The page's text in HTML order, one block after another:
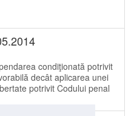
condiţionată potrivit
decât aplicarea unei
potrivit Codului penal